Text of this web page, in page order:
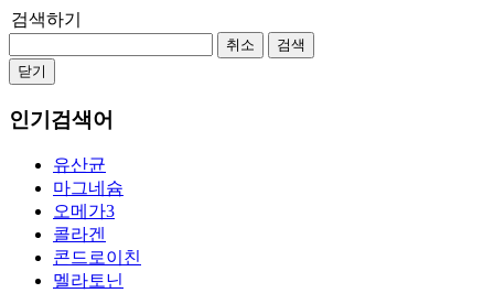
검색하기
취소
검색
닫기
인기검색어
유산균
마그네슘
오메가3
콜라겐
콘드로이친
멜라토닌